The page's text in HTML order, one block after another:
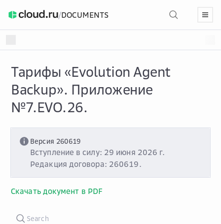
/DOCUMENTS
Тарифы «Evolution Agent
Backup». Приложение
№7.EVO.26.
Версия 260619
Вступление в силу: 29 июня 2026 г.
Редакция договора: 260619.
Скачать документ в PDF